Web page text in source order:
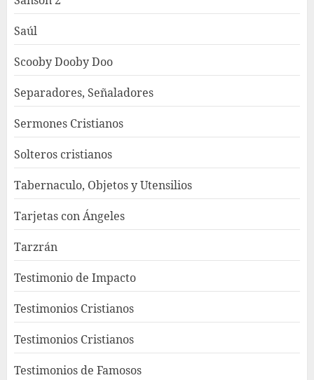
Saúl
Scooby Dooby Doo
Separadores, Señaladores
Sermones Cristianos
Solteros cristianos
Tabernaculo, Objetos y Utensilios
Tarjetas con Ángeles
Tarzrán
Testimonio de Impacto
Testimonios Cristianos
Testimonios Cristianos
Testimonios de Famosos